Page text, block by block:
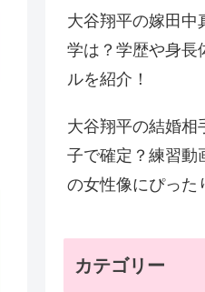
大谷翔平の嫁田中
学は？学歴や身長
ルを紹介！
大谷翔平の結婚相
子で確定？練習動
の女性像にぴった
カテゴリー